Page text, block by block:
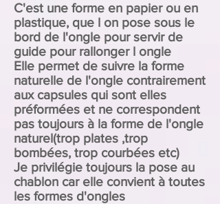
C'est une forme en papier ou en
plastique, que l on pose sous le
bord de l'ongle pour servir de
guide pour rallonger l ongle
Elle permet de suivre la forme
naturelle de l'ongle contrairement
aux capsules qui sont elles
préformées et ne correspondent
pas toujours à la forme de l'ongle
naturel(trop plates ,trop
bombées, trop courbées etc)
Je privilégie toujours la pose au
chablon car elle convient à toutes
les formes d'ongles